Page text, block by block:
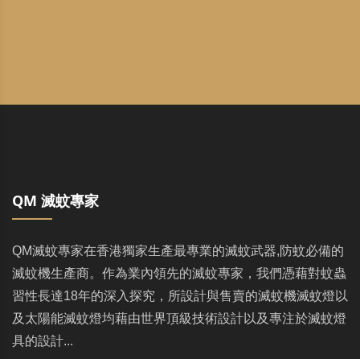
QM 滅蚊專家
QM滅蚊專家在香港獨家生產最專業的滅蚊武器,防蚊必備的
滅蚊機生產商。作為業內領先的滅蚊專家，我們憑藉對蚊蟲
習性長達18年的深入探究，所設計與售賣的滅蚊機滅蚊燈以
及太陽能滅蚊燈均藉由世界頂級技術設計以及專注於滅蚊燈
具的設計...